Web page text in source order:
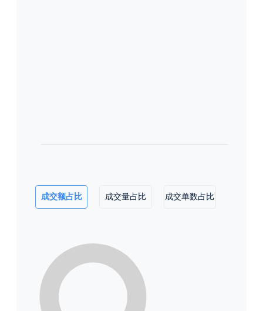
成交额占比 成交量占比 成交单数占比